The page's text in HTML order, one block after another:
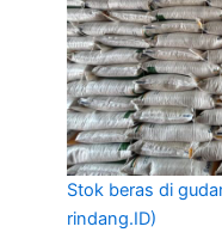
Stok beras di
rindang.ID)